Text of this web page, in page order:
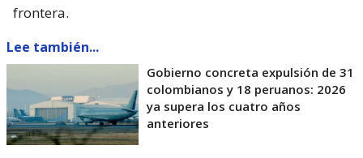
frontera.
Lee también...
Gobierno concreta expulsión de 31
colombianos y 18 peruanos: 2026
ya supera los cuatro años
anteriores